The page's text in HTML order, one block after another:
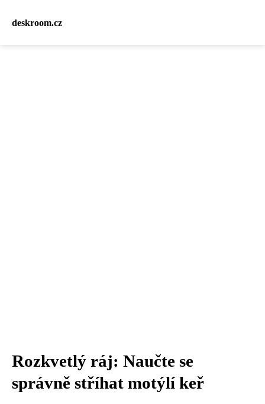
deskroom.cz
Rozkvetlý ráj: Naučte se
správně stříhat motýlí keř